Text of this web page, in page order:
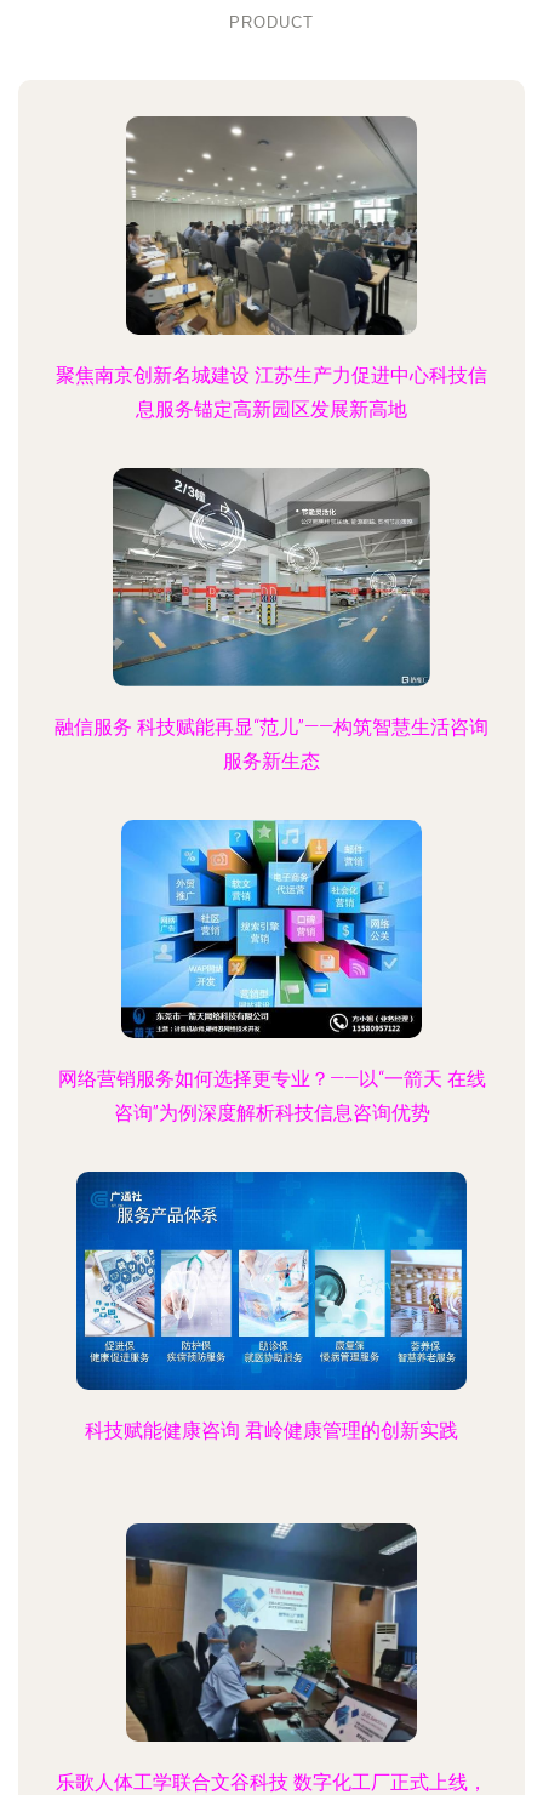
PRODUCT
聚焦南京创新名城建设 江苏生产力促进中心科技信
息服务锚定高新园区发展新高地
融信服务 科技赋能再显“范儿”——构筑智慧生活咨询
服务新生态
网络营销服务如何选择更专业？——以“一箭天 在线
咨询”为例深度解析科技信息咨询优势
科技赋能健康咨询 君岭健康管理的创新实践
乐歌人体工学联合文谷科技 数字化工厂正式上线，